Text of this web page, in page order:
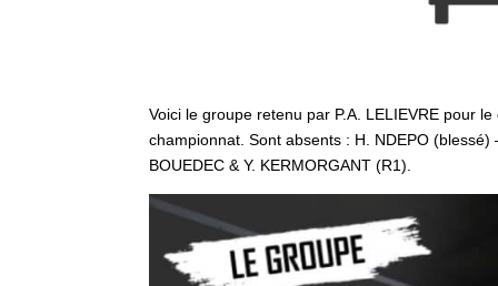
Voici le groupe retenu par P.A. LELIEVRE pour
championnat. Sont absents : H. NDEPO
BOUEDEC & Y. KERMORGANT (R1).